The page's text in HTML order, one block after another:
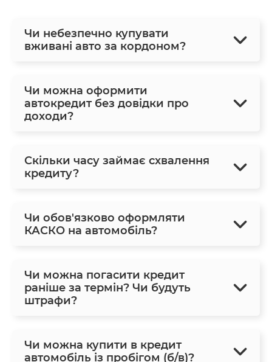
Чи небезпечно купувати
вживані авто за кордоном?
Чи можна оформити
автокредит без довідки про
доходи?
Скільки часу займає схвалення
кредиту?
Чи обов'язково оформляти
КАСКО на автомобіль?
Чи можна погасити кредит
раніше за термін? Чи будуть
штрафи?
Чи можна купити в кредит
автомобіль із пробігом (б/в)?